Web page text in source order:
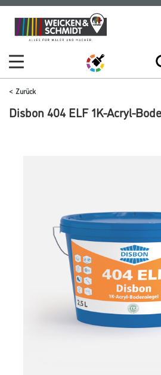
Zum
Inhalt
Zum
Navigationsmenü
Zurück
Disbon 404 ELF 1K-Acryl-